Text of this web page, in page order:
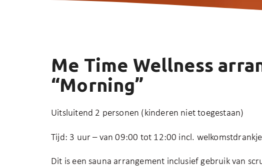
Me Time Wellness
“Morning”
Uitsluitend 2 personen (kinderen niet toegestaan)
Tijd: 3 uur – van 09:00 tot 12:00 incl. welkomstdrankje
Dit is een sauna arrangement inclusief gebruik van